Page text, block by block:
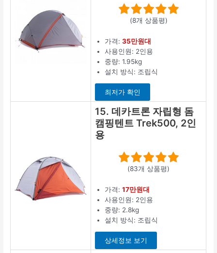
(8개 상품평)
가격:35만원대
사용인원: 2인용
중량: 1.95kg
설치 방식: 조립식
최저가 확인
15. 데카트론 자립형 돔
캠핑텐트 Trek500, 2인
용
(83개 상품평)
가격:17만원대
사용인원: 2인용
중량: 2.8kg
설치 방식: 조립식
상세정보 보기